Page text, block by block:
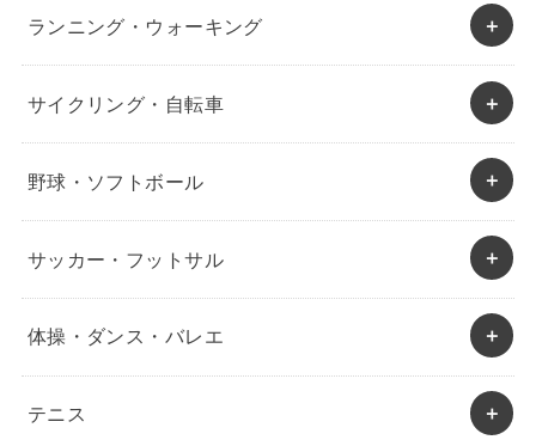
ランニング・ウォーキング
サイクリング・自転車
野球・ソフトボール
サッカー・フットサル
体操・ダンス・バレエ
テニス